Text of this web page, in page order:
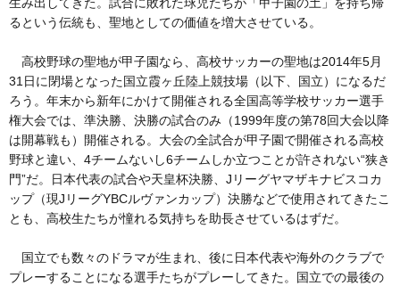
生み出してきた。試合に敗れた球児たちが「甲子園の土」を持ち帰
るという伝統も、聖地としての価値を増大させている。
高校野球の聖地が甲子園なら、高校サッカーの聖地は2014年5月
31日に閉場となった国立霞ヶ丘陸上競技場（以下、国立）になるだ
ろう。年末から新年にかけて開催される全国高等学校サッカー選手
権大会では、準決勝、決勝の試合のみ（1999年度の第78回大会以降
は開幕戦も）開催される。大会の全試合が甲子園で開催される高校
野球と違い、4チームないし6チームしか立つことが許されない“狭き
門”だ。日本代表の試合や天皇杯決勝、Jリーグヤマザキナビスコカ
ップ（現JリーグYBCルヴァンカップ）決勝などで使用されてきたこ
とも、高校生たちが憧れる気持ちを助長させているはずだ。
国立でも数々のドラマが生まれ、後に日本代表や海外のクラブで
プレーすることになる選手たちがプレーしてきた。国立での最後の